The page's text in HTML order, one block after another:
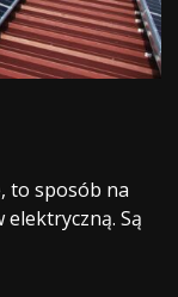
to sposób na
elektryczną. Są